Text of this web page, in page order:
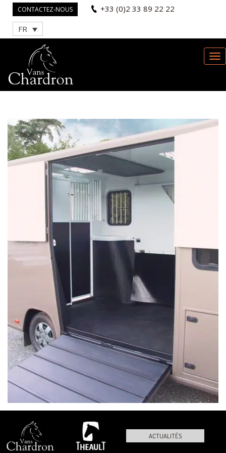
CONTACTEZ-NOUS +33 (0)2 33 89 22 22
FR
ACTUALITÉS